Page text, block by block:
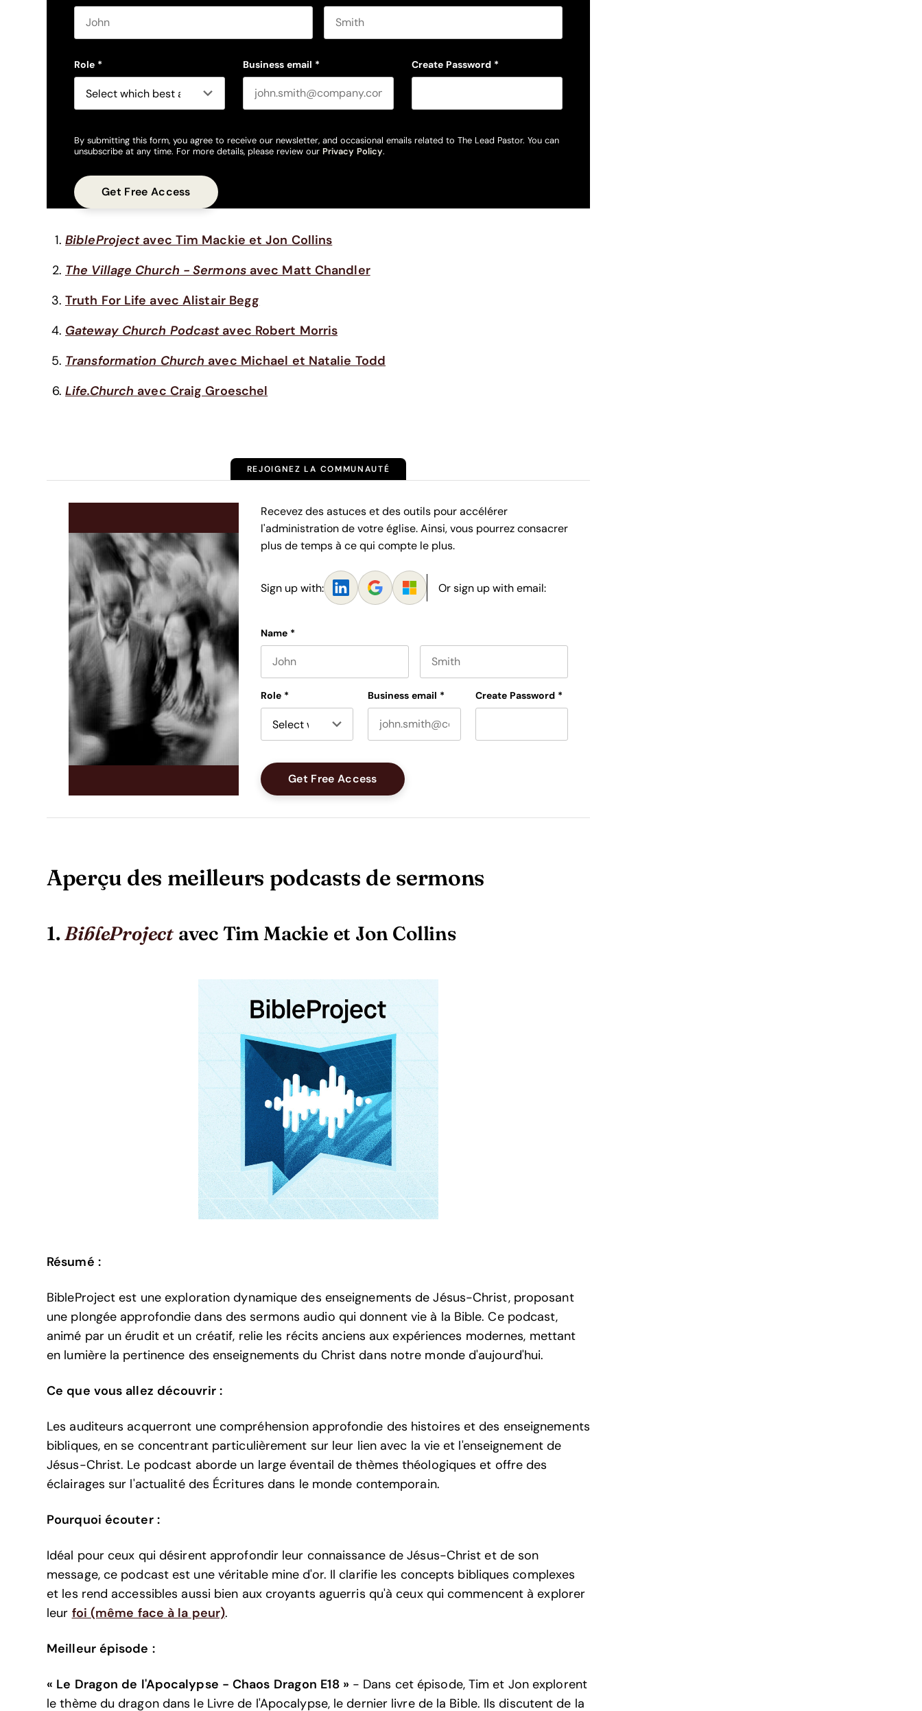
Role * Business email * Create Password *
By submitting this form, you agree to receive our newsletter, and occasional emails related to The Lead Pastor. You can
unsubscribe at any time. For more details, please review our Privacy Policy.
BibleProject avec Tim Mackie et Jon Collins
The Village Church - Sermonsavec Matt Chandler
Truth For Life avec Alistair Begg
Gateway Church Podcastavec Robert Morris
Transformation Church avec Michael et Natalie Todd
Life.Church avec Craig Groeschel
REJOIGNEZ LA COMMUNAUTÉ
Recevez des astuces et des outils pour accélérer
l'administration de votre église. Ainsi, vous pourrez consacrer
plus de temps à ce qui compte le plus.
Sign up with: Or sign up with email:
Name *
Role * Business email * Create Password *
Aperçu des meilleurs podcasts de sermons
1.BibleProject avec Tim Mackie et Jon Collins
Résumé :
BibleProject est une exploration dynamique des enseignements de Jésus-Christ, proposant
une plongée approfondie dans des sermons audio qui donnent vie à la Bible. Ce podcast,
animé par un érudit et un créatif, relie les récits anciens aux expériences modernes, mettant
en lumière la pertinence des enseignements du Christ dans notre monde d'aujourd'hui.
Ce que vous allez découvrir :
Les auditeurs acquerront une compréhension approfondie des histoires et des enseignements
bibliques, en se concentrant particulièrement sur leur lien avec la vie et l'enseignement de
Jésus-Christ. Le podcast aborde un large éventail de thèmes théologiques et offre des
éclairages sur l'actualité des Écritures dans le monde contemporain.
Pourquoi écouter :
Idéal pour ceux qui désirent approfondir leur connaissance de Jésus-Christ et de son
message, ce podcast est une véritable mine d'or. Il clarifie les concepts bibliques complexes
et les rend accessibles aussi bien aux croyants aguerris qu'à ceux qui commencent à explorer
leur foi (même face à la peur).
Meilleur épisode :
« Le Dragon de l'Apocalypse - Chaos Dragon E18 » - Dans cet épisode, Tim et Jon explorent
le thème du dragon dans le Livre de l'Apocalypse, le dernier livre de la Bible. Ils discutent de la